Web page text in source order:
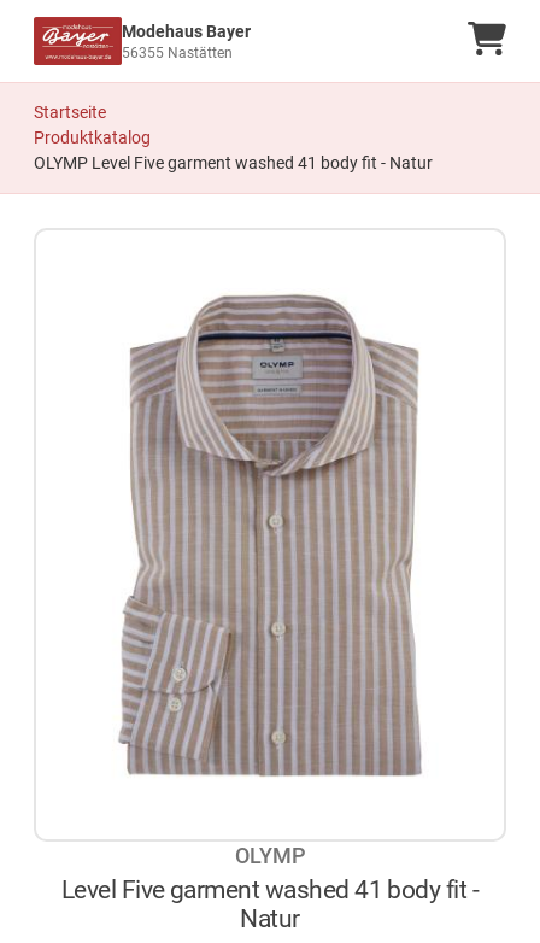
Modehaus Bayer
56355 Nastätten
Startseite
Produktkatalog
OLYMP Level Five garment washed 41 body fit - Natur
OLYMP
Level Five garment washed 41 body fit -
Natur